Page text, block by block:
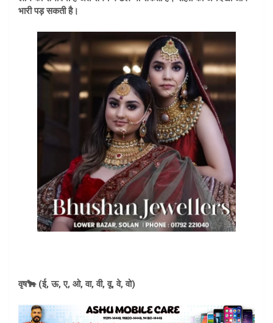
भारी पड़ सकती है।
वृष🐂 (ई, ऊ, ए, ओ, वा, वी, वू, वे, वो)